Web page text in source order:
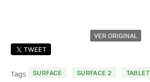
VER ORIGINAL
TWEET
Tags SURFACE SURFACE 2 TABLET